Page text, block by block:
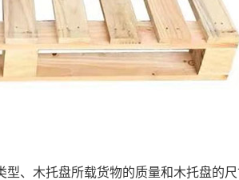
型、木托盘所载货物的质量和木托盘的